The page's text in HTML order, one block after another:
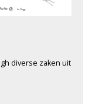
diverse zaken uit